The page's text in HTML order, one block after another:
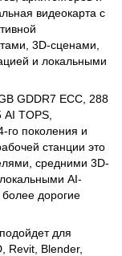
видеокарта с
3D-сценами,
и локальными
GDDR7 ECC, 288
TOPS,
го поколения и
станции это
средними 3D-
AI-
дорогие
для
Revit, Blender,